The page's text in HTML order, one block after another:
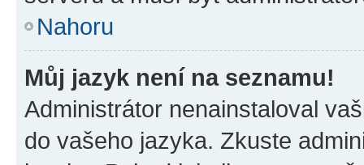
Nahoru
Můj jazyk není na seznamu!
Administrátor nenainstaloval
do vašeho jazyka. Zkuste